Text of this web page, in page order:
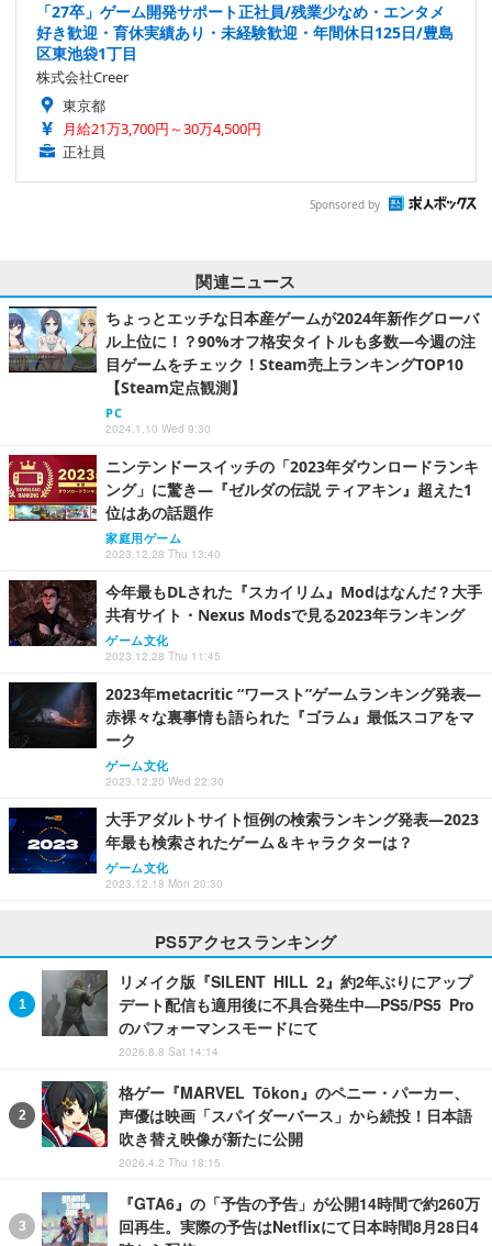
「27卒」ゲーム開発サポート正社員/残業少なめ・エンタメ
好き歓迎・育休実績あり・未経験歓迎・年間休日125日/豊島
区東池袋1丁目
株式会社Creer
東京都
月給21万3,700円～30万4,500円
正社員
Sponsored by
関連ニュース
ちょっとエッチな日本産ゲームが2024年新作グローバ
ル上位に！？90%オフ格安タイトルも多数―今週の注
目ゲームをチェック！Steam売上ランキングTOP10
【Steam定点観測】
PC
2024.1.10 Wed 9:30
ニンテンドースイッチの「2023年ダウンロードランキ
ング」に驚き―『ゼルダの伝説 ティアキン』超えた1
位はあの話題作
家庭用ゲーム
2023.12.28 Thu 13:40
今年最もDLされた『スカイリム』Modはなんだ？大手
共有サイト・Nexus Modsで見る2023年ランキング
ゲーム文化
2023.12.28 Thu 11:45
2023年metacritic “ワースト”ゲームランキング発表―
赤裸々な裏事情も語られた『ゴラム』最低スコアをマ
ーク
ゲーム文化
2023.12.20 Wed 22:30
大手アダルトサイト恒例の検索ランキング発表―2023
年最も検索されたゲーム＆キャラクターは？
ゲーム文化
2023.12.18 Mon 20:30
PS5アクセスランキング
リメイク版『SILENT HILL 2』約2年ぶりにアップ
デート配信も適用後に不具合発生中―PS5/PS5 Pro
のパフォーマンスモードにて
2026.8.8 Sat 14:14
格ゲー『MARVEL Tōkon』のペニー・パーカー、
声優は映画「スパイダーバース」から続投！日本語
吹き替え映像が新たに公開
2026.4.2 Thu 18:15
『GTA6』の「予告の予告」が公開14時間で約260万
回再生。実際の予告はNetflixにて日本時間8月28日4